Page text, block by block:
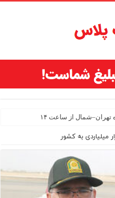
از ساعت ۱۴